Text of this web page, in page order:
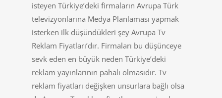
isteyen Türkiye’deki firmaların Avrupa Türk
televizyonlarına Medya Planlaması yapmak
isterken ilk düşündükleri şey Avrupa Tv
Reklam Fiyatları’dır. Firmaları bu düşünceye
sevk eden en büyük neden Türkiye’deki
reklam yayınlarının pahalı olmasıdır. Tv
reklam fiyatları değişken unsurlara bağlı olsa